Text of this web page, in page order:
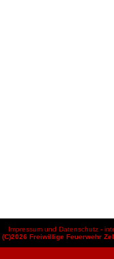
Impressum und Datenschutz -
(C)2026 Freiwillige Feuerwehr